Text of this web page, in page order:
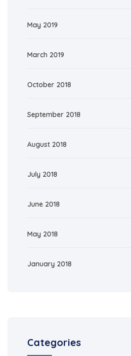
May 2019
March 2019
October 2018
September 2018
August 2018
July 2018
June 2018
May 2018
January 2018
Categories